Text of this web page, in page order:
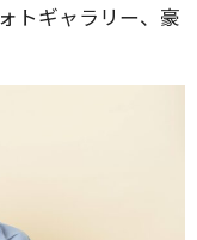
トギャラリー、豪